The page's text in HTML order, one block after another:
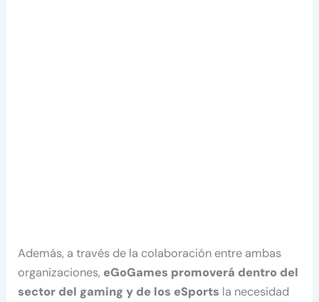
Además, a través de la colaboración entre ambas
organizaciones, eGoGames promoverá dentro del
sector del gaming y de los eSports la necesidad